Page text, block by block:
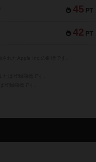
45 PT
42 PT